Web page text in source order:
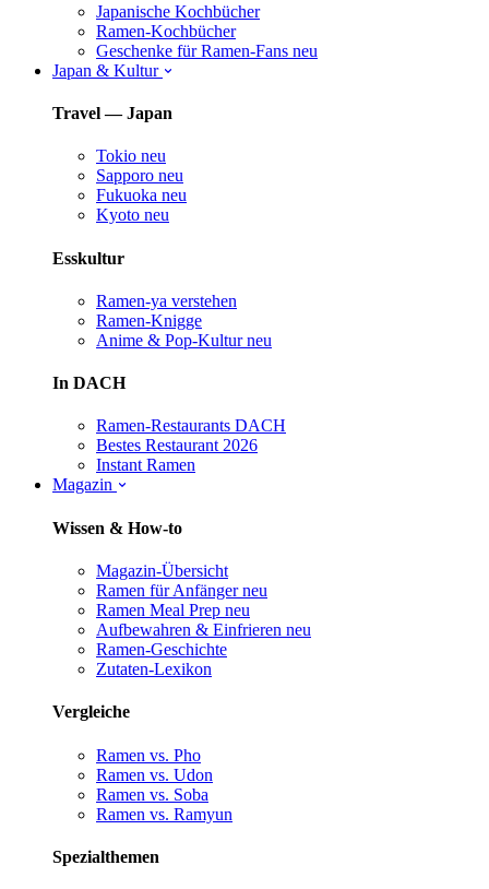
Japanische Kochbücher
Ramen-Kochbücher
Geschenke für Ramen-Fans neu
Japan & Kultur
Travel — Japan
Tokio neu
Sapporo neu
Fukuoka neu
Kyoto neu
Esskultur
Ramen-ya verstehen
Ramen-Knigge
Anime & Pop-Kultur neu
In DACH
Ramen-Restaurants DACH
Bestes Restaurant 2026
Instant Ramen
Magazin
Wissen & How-to
Magazin-Übersicht
Ramen für Anfänger neu
Ramen Meal Prep neu
Aufbewahren & Einfrieren neu
Ramen-Geschichte
Zutaten-Lexikon
Vergleiche
Ramen vs. Pho
Ramen vs. Udon
Ramen vs. Soba
Ramen vs. Ramyun
Spezialthemen